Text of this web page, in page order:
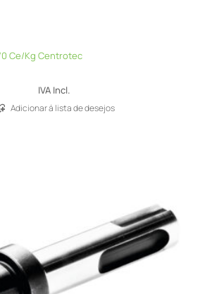
Ce/Kg Centrotec
IVA Incl.
Adicionar á lista de desejos